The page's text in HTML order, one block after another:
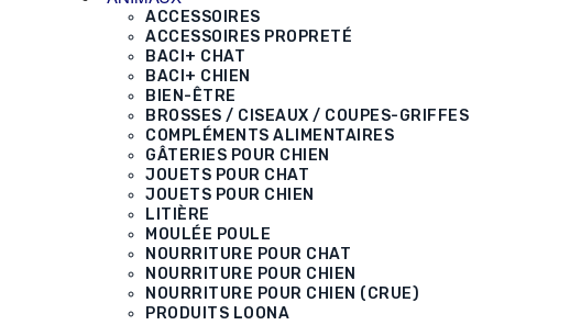
ACCESSOIRES
ACCESSOIRES PROPRETÉ
BACI+ CHAT
BACI+ CHIEN
BIEN-ÊTRE
BROSSES / CISEAUX / COUPES-GRIFFES
COMPLÉMENTS ALIMENTAIRES
GÂTERIES POUR CHIEN
JOUETS POUR CHAT
JOUETS POUR CHIEN
LITIÈRE
MOULÉE POULE
NOURRITURE POUR CHAT
NOURRITURE POUR CHIEN
NOURRITURE POUR CHIEN (CRUE)
PRODUITS LOONA